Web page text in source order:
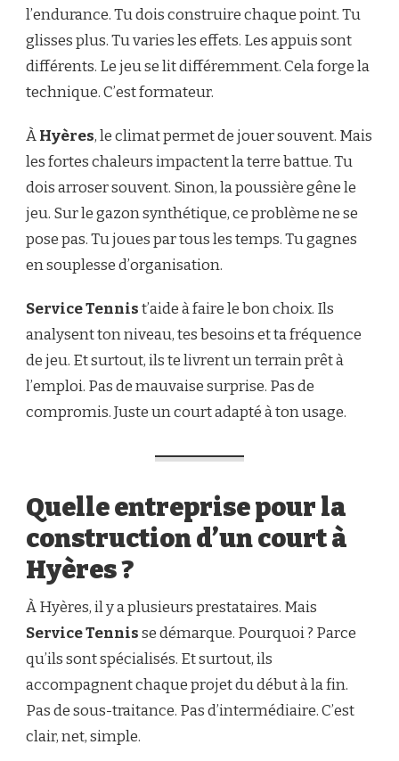
l’endurance. Tu dois construire chaque point. Tu
glisses plus. Tu varies les effets. Les appuis sont
différents. Le jeu se lit différemment. Cela forge la
technique. C’est formateur.
ÀHyères, le climat permet de jouer souvent. Mais
les fortes chaleurs impactent la terre battue. Tu
dois arroser souvent. Sinon, la poussière gêne le
jeu. Sur le gazon synthétique, ce problème ne se
pose pas. Tu joues par tous les temps. Tu gagnes
en souplesse d’organisation.
Service Tennist’aide à faire le bon choix. Ils
analysent ton niveau, tes besoins et ta fréquence
de jeu. Et surtout, ils te livrent un terrain prêt à
l’emploi. Pas de mauvaise surprise. Pas de
compromis. Juste un court adapté à ton usage.
Quelle entreprise pour la
construction d’un court à
Hyères ?
À Hyères, il y a plusieurs prestataires. Mais
Service Tennisse démarque. Pourquoi ? Parce
qu’ils sont spécialisés. Et surtout, ils
accompagnent chaque projet du début à la fin.
Pas de sous-traitance. Pas d’intermédiaire. C’est
clair, net, simple.